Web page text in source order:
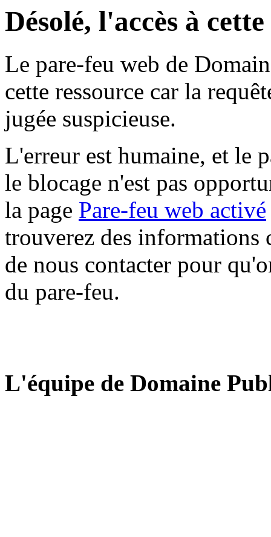
Désolé, l'accès à
Le pare-feu web de
cette ressource car la
jugée suspicieuse.
L'erreur est humaine, et le
le blocage n'est pas
la page Pare-feu web activé
trouverez des informations
de nous contacter pour
du pare-feu.
L'équipe de Domaine